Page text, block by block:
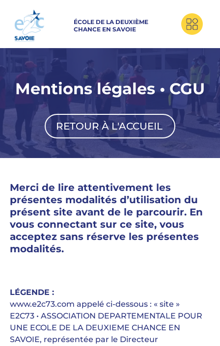
ÉCOLE DE LA DEUXIÈME
CHANCE EN SAVOIE
Mentions légales • CGU
RETOUR À L'ACCUEIL
Merci de lire attentivement les
présentes modalités d’utilisation du
présent site avant de le parcourir. En
vous connectant sur ce site, vous
acceptez sans réserve les présentes
modalités.
LÉGENDE :
www.e2c73.com appelé ci-dessous : « site »
E2C73 • ASSOCIATION DEPARTEMENTALE POUR
UNE ECOLE DE LA DEUXIEME CHANCE EN
SAVOIE, représentée par le Directeur